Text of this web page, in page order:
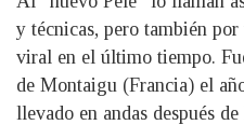
y técnicas, pero también
viral en el último tiempo.
de Montaigu (Francia) el
llevado en andas después